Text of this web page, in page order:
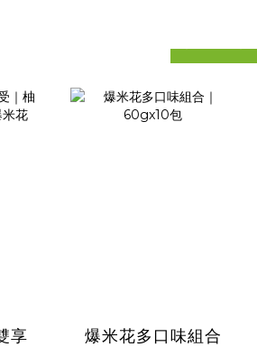
prev next
prev next
享
爆米花多口味組合